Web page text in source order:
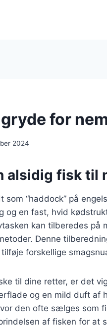
for
2024
alsidig fisk til
som “haddock” på
og en fast, hvid
kan tilberedes på
Denne
forskellige
til dine retter, er det
og en mild duft af
den ofte sælges som
af fisken for